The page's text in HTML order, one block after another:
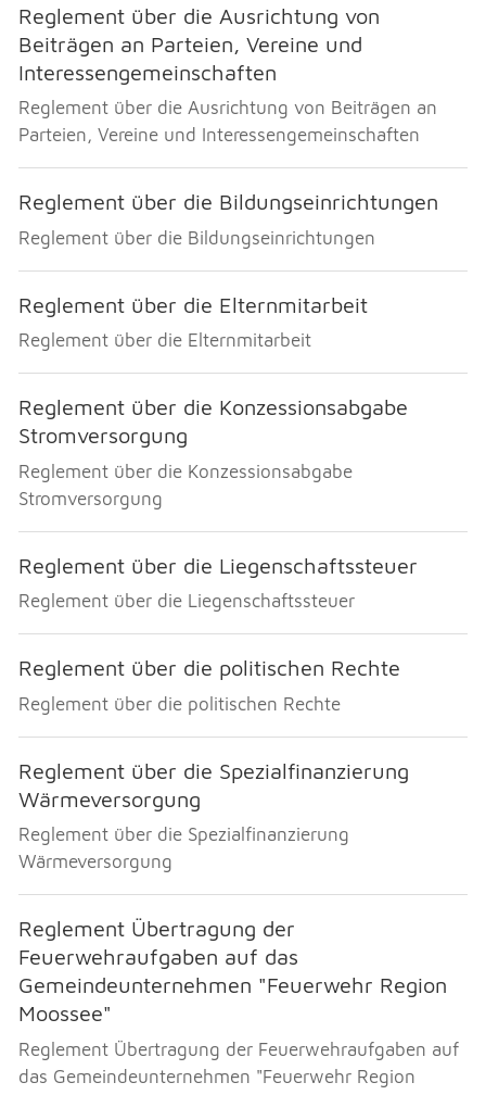
Reglement über die Ausrichtung von
Beiträgen an Parteien, Vereine und
Interessengemeinschaften
Reglement über die Ausrichtung von Beiträgen an
Parteien, Vereine und Interessengemeinschaften
Reglement über die Bildungseinrichtungen
Reglement über die Bildungseinrichtungen
Reglement über die Elternmitarbeit
Reglement über die Elternmitarbeit
Reglement über die Konzessionsabgabe
Stromversorgung
Reglement über die Konzessionsabgabe
Stromversorgung
Reglement über die Liegenschaftssteuer
Reglement über die Liegenschaftssteuer
Reglement über die politischen Rechte
Reglement über die politischen Rechte
Reglement über die Spezialfinanzierung
Wärmeversorgung
Reglement über die Spezialfinanzierung
Wärmeversorgung
Reglement Übertragung der
Feuerwehraufgaben auf das
Gemeindeunternehmen "Feuerwehr Region
Moossee"
Reglement Übertragung der Feuerwehraufgaben auf
das Gemeindeunternehmen "Feuerwehr Region